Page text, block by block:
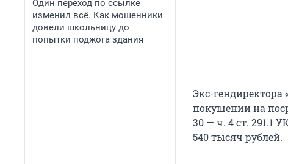
Один переход по ссылке
изменил всё. Как мошенники
довели школьницу до
попытки поджога здания
Экс-
покушении на
30 — ч. 4 ст. 291.1
540 тысяч рублей.